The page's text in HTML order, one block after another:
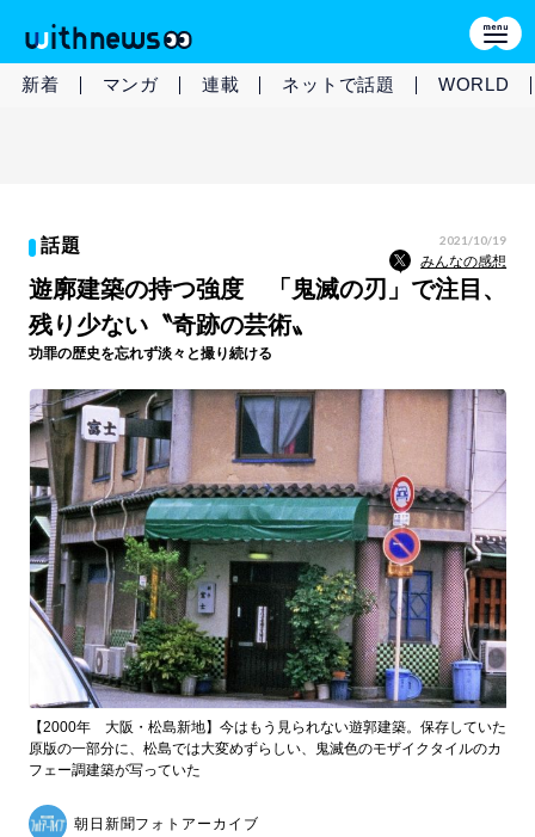
新着 マンガ 連載 ネットで話題 WORLD
話題 2021/10/19
みんなの感想
遊廓建築の持つ強度 「鬼滅の刃」で注目、
残り少ない〝奇跡の芸術〟
功罪の歴史を忘れず淡々と撮り続ける
【2000年 大阪・松島新地】今はもう見られない遊郭建築。保存していた
原版の一部分に、松島では大変めずらしい、鬼滅色のモザイクタイルのカ
フェー調建築が写っていた
朝日新聞フォトアーカイブ